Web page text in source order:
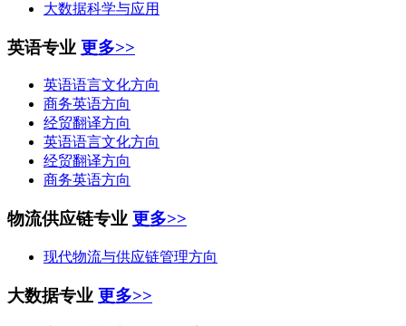
大数据科学与应用
英语专业 更多>>
英语语言文化方向
商务英语方向
经贸翻译方向
英语语言文化方向
经贸翻译方向
商务英语方向
物流供应链专业 更多>>
现代物流与供应链管理方向
大数据专业 更多>>